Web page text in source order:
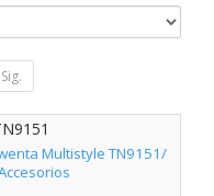
Sig.
Multistyle TN9151/